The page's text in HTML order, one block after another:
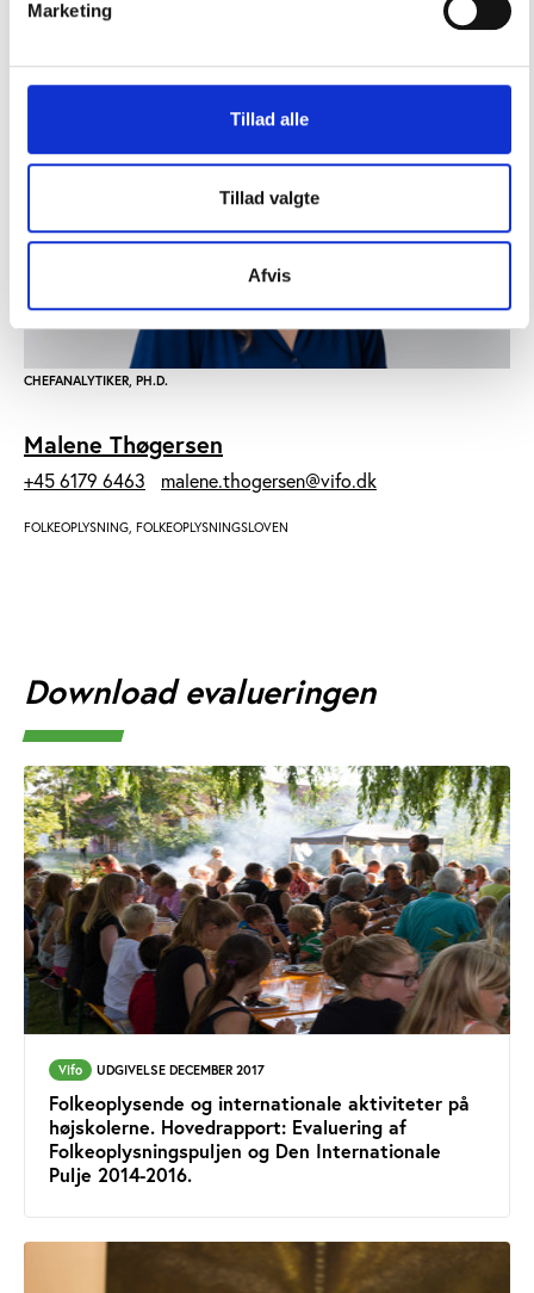
Marketing
Tillad alle
Tillad valgte
Afvis
endelige rapport vil blive offentliggjort ultimo 2017.
CHEFANALYTIKER, PH.D.
Malene Thøgersen
+45 6179 6463 malene.thogersen@vifo.dk
FOLKEOPLYSNING, FOLKEOPLYSNINGSLOVEN
Download evalueringen
Vifo UDGIVELSE DECEMBER 2017
Folkeoplysende og internationale aktiviteter på
højskolerne. Hovedrapport: Evaluering af
Folkeoplysningspuljen og Den Internationale
Pulje 2014-2016.